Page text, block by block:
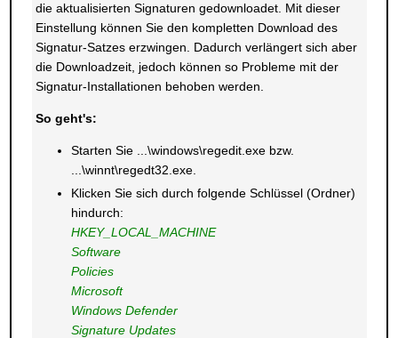
die aktualisierten Signaturen gedownloadet. Mit dieser
Einstellung können Sie den kompletten Download des
Signatur-Satzes erzwingen. Dadurch verlängert sich aber
die Downloadzeit, jedoch können so Probleme mit der
Signatur-Installationen behoben werden.
So geht's:
Starten Sie ...\windows\regedit.exe bzw.
...\winnt\regedt32.exe.
Klicken Sie sich durch folgende Schlüssel (Ordner)
hindurch:
HKEY_LOCAL_MACHINE
Software
Policies
Microsoft
Windows Defender
Signature Updates